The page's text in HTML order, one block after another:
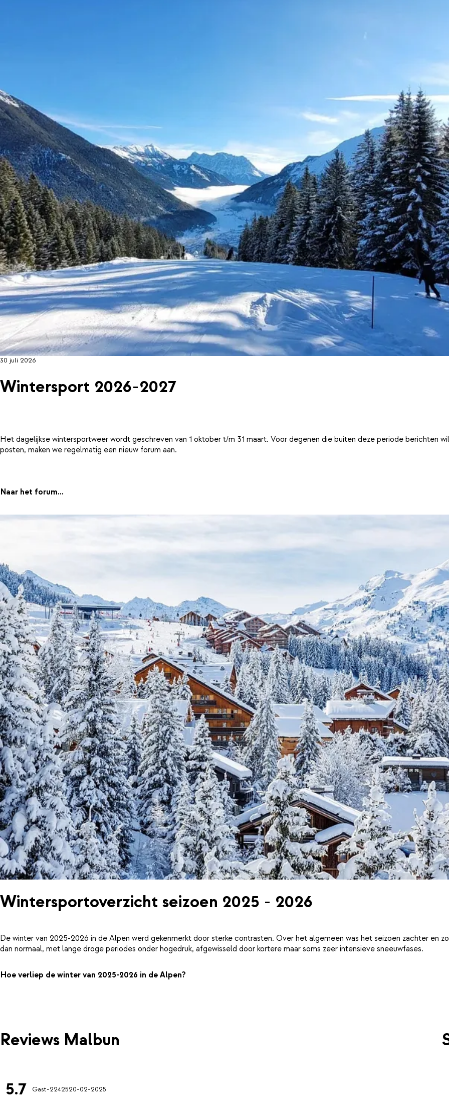
30 juli 2026
Wintersport 2026-2027
Het dagelijkse wintersportweer wordt geschreven van 1 oktober t/m 31 maart. Voor degenen die buiten deze periode berichten
posten, maken we regelmatig een nieuw forum aan.
Naar het forum...
Wintersportoverzicht seizoen 2025 - 2026
De winter van 2025-2026 in de Alpen werd gekenmerkt door sterke contrasten. Over het algemeen was het seizoen zachter en
dan normaal, met lange droge periodes onder hogedruk, afgewisseld door kortere maar soms zeer intensieve sneeuwfases.
Hoe verliep de winter van 2025-2026 in de Alpen?
Reviews Malbun
5.7 Gast-2242520-02-2025